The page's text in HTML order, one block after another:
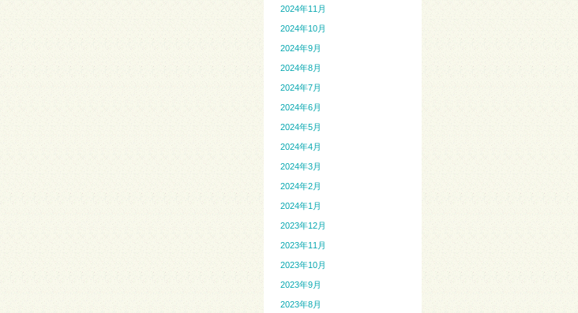
2024年11月
2024年10月
2024年9月
2024年8月
2024年7月
2024年6月
2024年5月
2024年4月
2024年3月
2024年2月
2024年1月
2023年12月
2023年11月
2023年10月
2023年9月
2023年8月